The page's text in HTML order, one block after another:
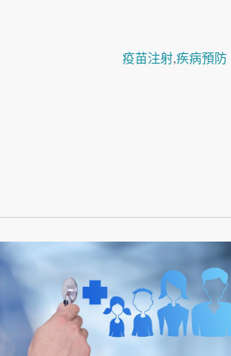
疫苗注射,疾病預防